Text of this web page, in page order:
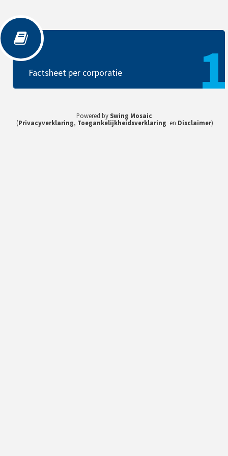
Factsheet per corporatie
Factsheet per corporatie 1
Powered by Swing Mosaic
(Privacyverklaring, Toegankelijkheidsverklaring en Disclaimer)